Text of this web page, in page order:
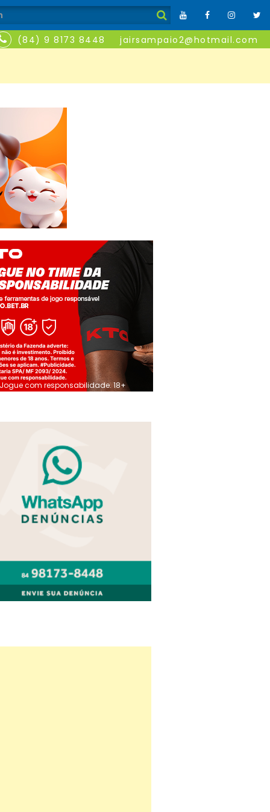
(84) 9 8173 8448 jairsampaio2@hotmail.com
Jogue com responsabilidade. 18+